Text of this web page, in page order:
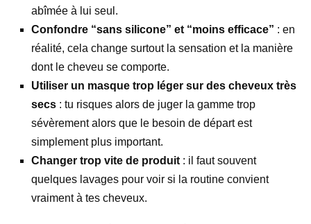
abîmée à lui seul.
Confondre “sans silicone” et “moins efficace” : en
réalité, cela change surtout la sensation et la manière
dont le cheveu se comporte.
Utiliser un masque trop léger sur des cheveux très
secs : tu risques alors de juger la gamme trop
sévèrement alors que le besoin de départ est
simplement plus important.
Changer trop vite de produit : il faut souvent
quelques lavages pour voir si la routine convient
vraiment à tes cheveux.